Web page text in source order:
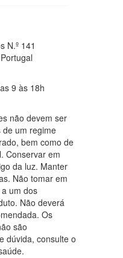
N.º 141
9 às 18h
não devem ser
de um regime
bem como de
Conservar em
da luz. Manter
Não tomar em
um dos
Não deverá
Os
são
dúvida, consulte o